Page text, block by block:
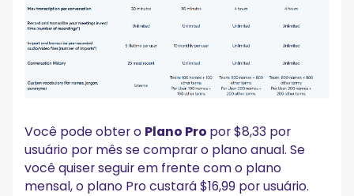
Você pode obter o Plano Pro por $8,33 por
usuário por mês se comprar o plano anual. Se
você quiser seguir em frente com o plano
mensal, o plano Pro custará $16,99 por usuário.